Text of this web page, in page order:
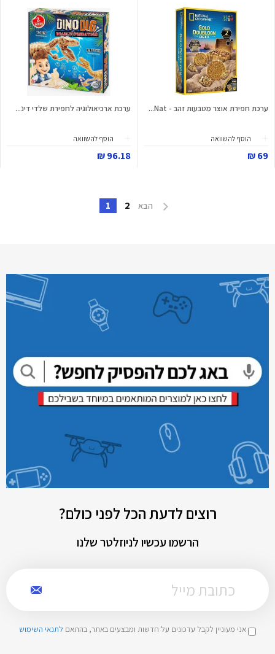
ערכת חפירת אוצר מטבעות זהב - Nat...
הוסף להשוואה
69 ₪
ערכת ארכיאולוגיה לחפירת שלדי דינ...
הוסף להשוואה
96.18 ₪
הבא 2
1
רוצים לדעת הכל לפני כולם?
הרשמו עכשיו לניוזלטר שלנו
אני מעוניין לקבל עדכונים על חדשות ומבצעים באתר, בהתאם לתנאי השימוש